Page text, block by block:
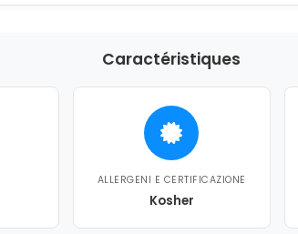
Caractéristiques
ALLERGENI E CERTIFICAZIONE
Kosher